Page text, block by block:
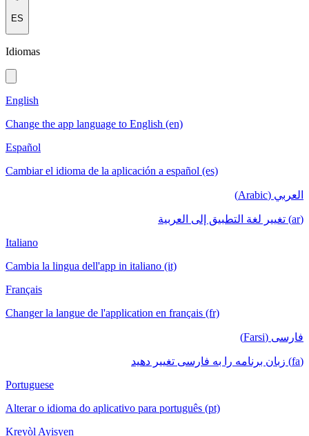
ES
Idiomas
English
Change the app language to English (en)
Español
Cambiar el idioma de la aplicación a español (es)
العربي (Arabic)
(ar) تغيير لغة التطبيق إلى العربية
Italiano
Cambia la lingua dell'app in italiano (it)
Français
Changer la langue de l'application en français (fr)
فارسی (Farsi)
(fa) زبان برنامه را به فارسی تغییر دهید
Portuguese
Alterar o idioma do aplicativo para português (pt)
Kreyòl Ayisyen